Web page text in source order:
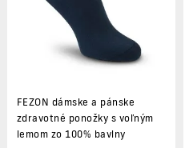
FEZON dámske a pánske
zdravotné ponožky s voľným
lemom zo 100% bavlny